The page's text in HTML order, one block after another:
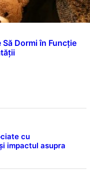
Dormi în Funcție
cu
impactul asupra